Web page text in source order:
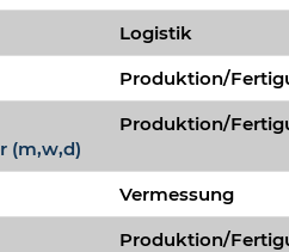
Logistik
Produktion/
(m,w,d)
Produktion/
Vermessung
Produktion/